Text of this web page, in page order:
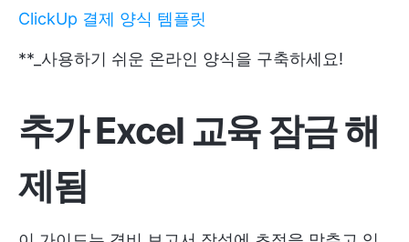
ClickUp 결제 양식 템플릿
**_사용하기 쉬운 온라인 양식을 구축하세요!
추가 Excel 교육 잠금 해
제됨